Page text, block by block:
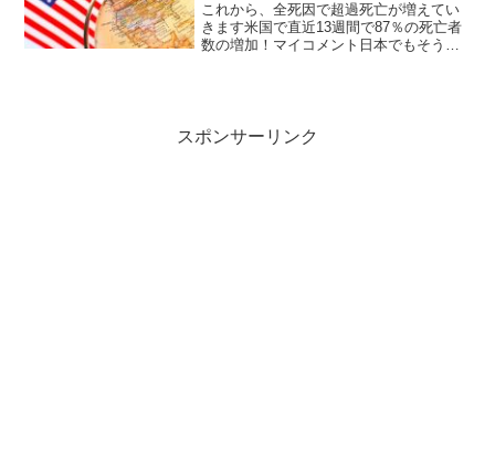
これから、全死因で超過死亡が増えてい
きます米国で直近13週間で87％の死亡者
数の増加！マイコメント日本でもそうな
スポンサーリンク